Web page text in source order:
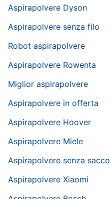
Aspirapolvere Dyson
Aspirapolvere senza filo
Robot aspirapolvere
Aspirapolvere Rowenta
Miglior aspirapolvere
Aspirapolvere in offerta
Aspirapolvere Hoover
Aspirapolvere Miele
Aspirapolvere senza sacco
Aspirapolvere Xiaomi